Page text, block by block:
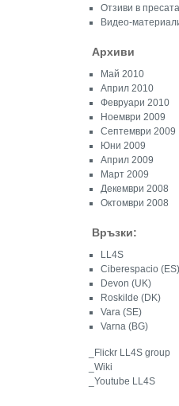
Отзиви в пресата
Видео-
Архиви
Май 2010
Април 2010
Февруари 2010
Ноември 2009
Септември 2009
Юни 2009
Април 2009
Март 2009
Декември 2008
Октомври 2008
Връзки:
LL4S
Ciberespacio (ES)
Devon (UK)
Roskilde (DK)
Vara (SE)
Varna (BG)
_Flickr LL4S group
_Wiki
_Youtube LL4S